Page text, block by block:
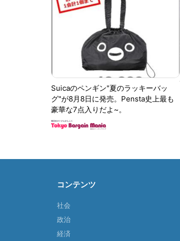
Suicaのペンギン"夏のラッキーバッ
グ"が8月8日に発売。Pensta史上最も
豪華な7点入りだよ~。
コンテンツ
社会
政治
経済